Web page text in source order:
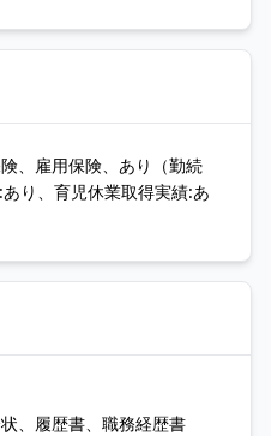
、雇用保険、あり（勤続
り、育児休業取得実績:あ
、履歴書、職務経歴書